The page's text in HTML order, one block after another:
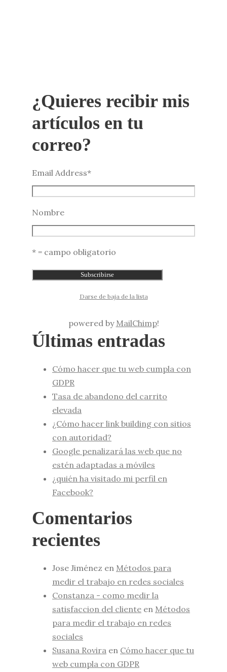
¿Quieres recibir mis
artículos en tu
correo?
Email Address*
Nombre
* = campo obligatorio
Darse de baja de la lista
powered by MailChimp!
Últimas entradas
Cómo hacer que tu web cumpla con
GDPR
Tasa de abandono del carrito
elevada
¿Cómo hacer link building con sitios
con autoridad?
Google penalizará las web que no
estén adaptadas a móviles
¿quién ha visitado mi perfil en
Facebook?
Comentarios
recientes
Jose Jiménez en Métodos para
medir el trabajo en redes sociales
Constanza - como medir la
satisfaccion del cliente en Métodos
para medir el trabajo en redes
sociales
Susana Rovira en Cómo hacer que tu
web cumpla con GDPR